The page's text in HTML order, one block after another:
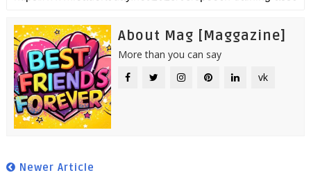
About Mag [Maggazine]
More than you can say
vk
Newer Article